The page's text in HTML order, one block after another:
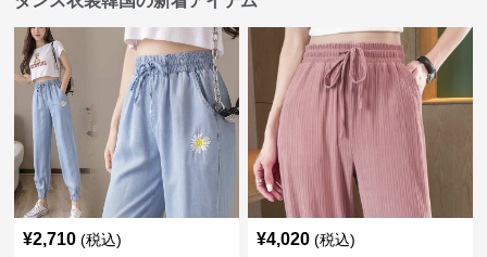
¥2,710 (税込) ¥4,020 (税込)